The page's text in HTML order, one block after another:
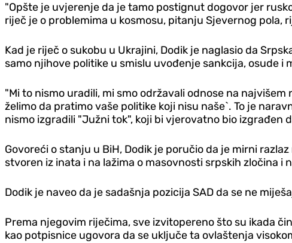
"Opšte je uvjerenje da je tamo postignut dogovor jer
riječ je o problemima u kosmosu, pitanju Sjevernog pola,
Kad je riječ o sukobu u Ukrajini, Dodik je naglasio da
samo njihove politike u smislu uvođenje sankcija, osude i
"Mi to nismo uradili, mi smo održavali odnose na
želimo da pratimo vaše politike koji nisu naše`. To je
nismo izgradili "Južni tok", koji bi vjerovatno bio izgrađen
Govoreći o stanju u BiH, Dodik je poručio da je mirni
stvoren iz inata i na lažima o masovnosti srpskih zločina i
Dodik je naveo da je sadašnja pozicija SAD da se ne
Prema njegovim riječima, sve izvitopereno što su ikada
kao potpisnice ugovora da se uključe ta ovlaštenja